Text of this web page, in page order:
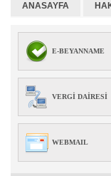
ANASAYFA
E-BEYANNAME
VERGI DAIRESI
WEBMAIL